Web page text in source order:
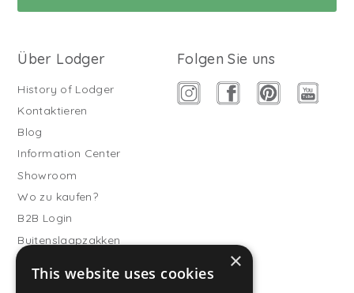
Über Lodger
History of Lodger
Kontaktieren
Blog
Information Center
Showroom
Wo zu kaufen?
B2B Login
Buitenslaapzakken
Folgen Sie uns
×
This website uses cookies